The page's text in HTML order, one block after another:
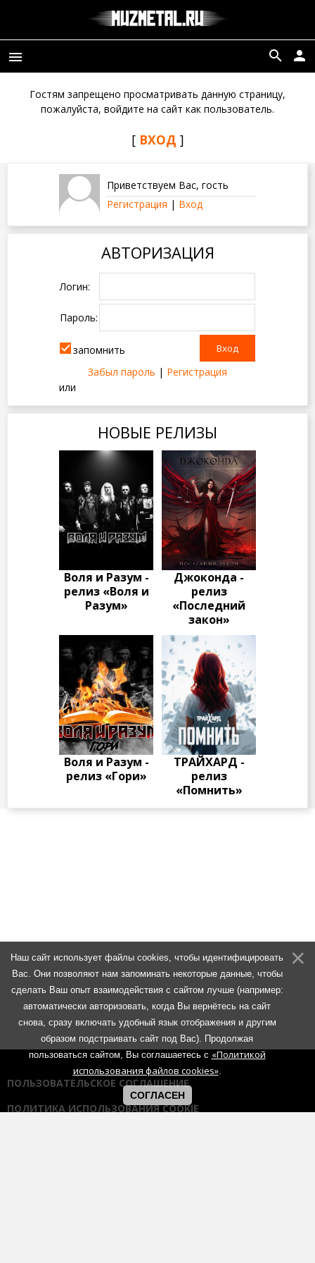
menu person
search
Гостям запрещено просматривать данную страницу,
пожалуйста, войдите на сайт как пользователь.
[ ВХОД ]
Приветствуем Вас, гость
Регистрация | Вход
АВТОРИЗАЦИЯ
Логин:
Пароль:
запомнить
Забыл пароль | Регистрация
или
НОВЫЕ РЕЛИЗЫ
Воля и Разум -
релиз «Воля и
Разум»
Джоконда -
релиз
«Последний
закон»
Воля и Разум -
релиз «Гори»
ТРАЙХАРД -
релиз
«Помнить»
ПОЛЬЗОВАТЕЛЬСКОЕ СОГЛАШЕНИЕ
ПОЛИТИКА ИСПОЛЬЗОВАНИЯ COOKIE
Наш сайт использует файлы cookies, чтобы идентифицировать
Вас. Они позволяют нам запоминать некоторые данные, чтобы
сделать Ваш опыт взаимодействия с сайтом лучше (например:
автоматически авторизовать, когда Вы вернётесь на сайт
снова, сразу включать удобный язык отображения и другим
образом подстраивать сайт под Вас). Продолжая
пользоваться сайтом, Вы соглашаетесь с «Политикой
использования файлов cookies».
СОГЛАСЕН